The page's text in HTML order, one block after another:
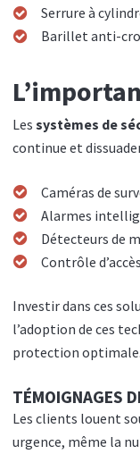
Serrure à
Barillet anti-
Les systèmes de
continue et
Caméras de
Alarmes
Détecteurs de
Contrôle
Investir dans ces
l’adoption de ces
protection optimale.
TÉMOIGNAGES
Les clients louent
urgence, même la